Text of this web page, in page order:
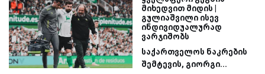
მიხედვით მიდის |
გულიაშვილი ისევ
ინდივიდუალურად
ვარჯიშობს
საქართველოს ნაკრების
შემტევის, გიორგი...